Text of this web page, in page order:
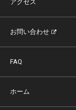
アクセス
お問い合わせ
FAQ
ホーム